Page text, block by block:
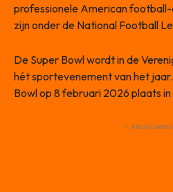
professionele American
zijn onder de National Football
De Super Bowl wordt in de
hét sportevenement van het
Bowl op 8 februari 2026 plaats in
-